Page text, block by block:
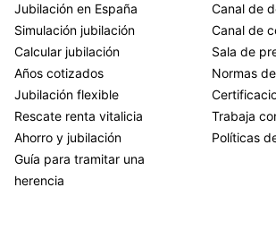
Jubilación en España
Simulación jubilación
Calcular jubilación
Años cotizados
Jubilación flexible
Rescate renta vitalicia
Ahorro y jubilación
Guía para tramitar una
herencia
Canal de
Canal de
Sala de
Normas
Trabaja
Políticas